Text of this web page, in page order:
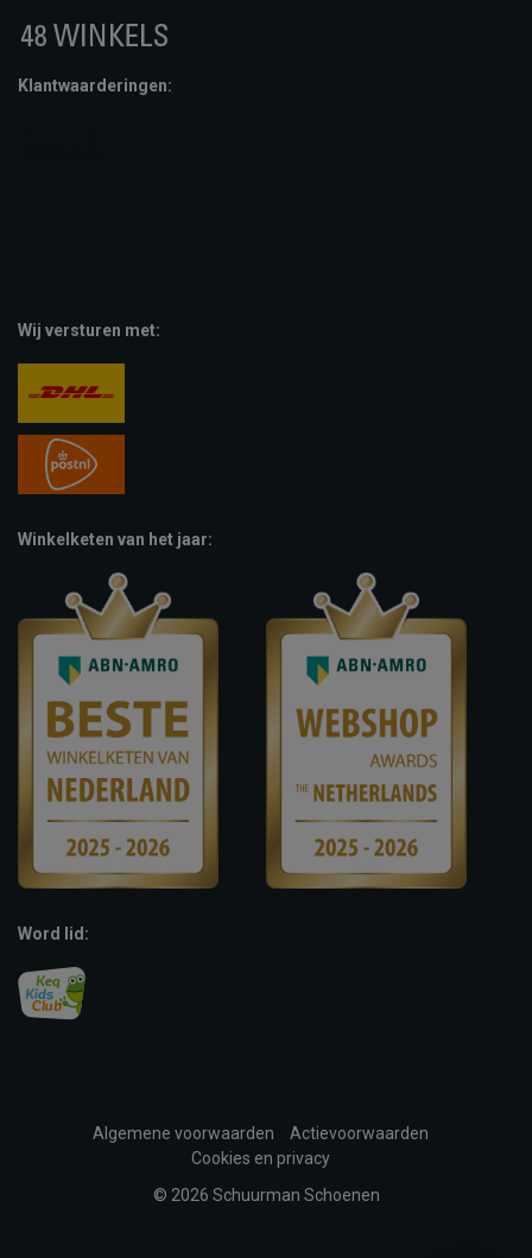
Klantwaarderingen:
Wij versturen met:
Winkelketen van het jaar:
Word lid:
Algemene voorwaarden
Actievoorwaarden
Cookies en privacy
© 2026 Schuurman Schoenen